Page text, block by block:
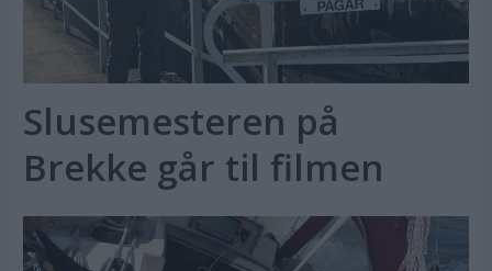
Slusemesteren på
Brekke går til filmen